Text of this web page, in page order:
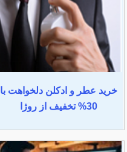
خرید عطر و ادکلن دلخواهت با
30% تخفیف از روژا